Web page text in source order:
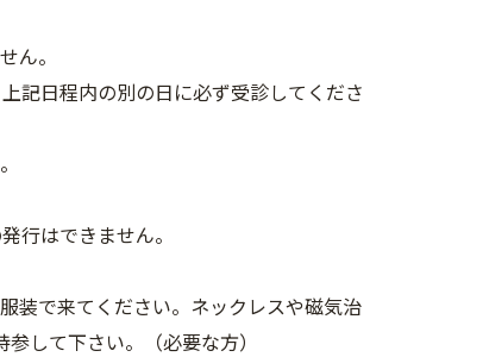
ん。
記日程内の別の日に必ず受診してくださ
行はできません。
装で来てください。ネックレスや磁気治
して下さい。（必要な方）